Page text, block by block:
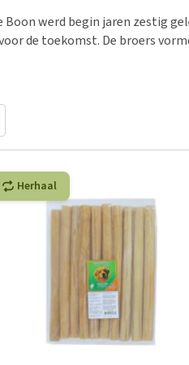
Puppy apotheek
Help!
Boon werd begin jaren zestig
de toekomst. De broers
Herhaal